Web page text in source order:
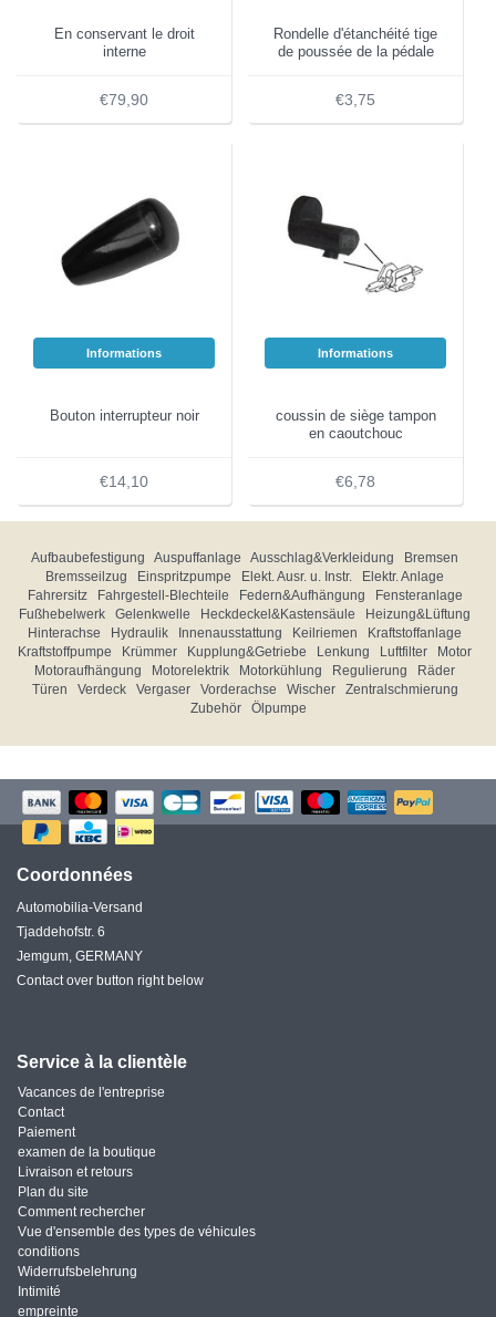
En conservant le droit
interne
€79,90
Rondelle d'étanchéité tige
de poussée de la pédale
€3,75
Informations
Bouton interrupteur noir
€14,10
Informations
coussin de siège tampon
en caoutchouc
€6,78
Aufbaubefestigung Auspuffanlage Ausschlag&Verkleidung
Bremsen
Bremsseilzug
Einspritzpumpe Elekt. Ausr. u. Instr.
Elektr. Anlage
Fahrersitz
Fahrgestell-Blechteile Federn&Aufhängung
Fensteranlage
Fußhebelwerk
Gelenkwelle Heckdeckel&Kastensäule
Heizung&Lüftung
Hinterachse
Hydraulik Innenausstattung Keilriemen
Kraftstoffanlage
Kraftstoffpumpe
Krümmer Kupplung&Getriebe Lenkung Luftfilter
Motor
Motoraufhängung
Motorelektrik Motorkühlung Regulierung
Räder
Türen
Verdeck Vergaser Vorderachse Wischer
Zentralschmierung
Zubehör
Ölpumpe
Coordonnées
Automobilia-Versand
Tjaddehofstr. 6
Jemgum, GERMANY
Contact over button right below
Service à la clientèle
Vacances de l'entreprise
Contact
Paiement
examen de la boutique
Livraison et retours
Plan du site
Comment rechercher
Vue d'ensemble des types de véhicules
conditions
Widerrufsbelehrung
Intimité
empreinte